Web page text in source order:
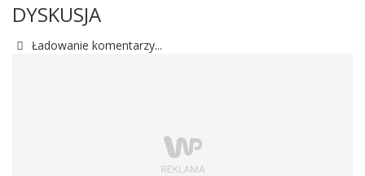
DYSKUSJA
Ładowanie komentarzy...